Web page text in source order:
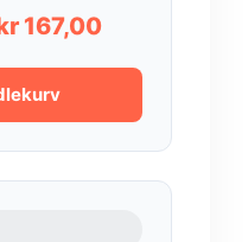
167,00Prisområde:
kr 149,00
kr 167,00